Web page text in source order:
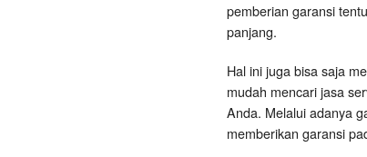
pemberian garansi
panjang.
Hal ini juga bisa saja
mudah mencari jasa
Anda. Melalui adanya
memberikan garansi